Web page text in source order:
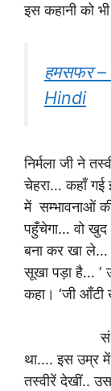
इस कहानी को
हमसफर –
Hindi
निर्मला जी ने
चेहरा… कहाँ गई
में सम्भावनाओं
पहुँचेगा… वो खुद
बना कर खा ले…
सूखा पड़ा है… ‘
कहा। ‘जी आँटी
संध्या ने
था…. इस उम्र में
तस्वीरें देखीं..